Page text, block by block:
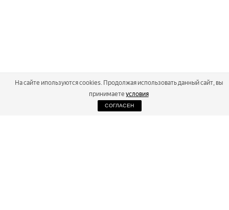
На сайте ипользуются cookies. Продолжая использовать данный сайт, вы
принимаете условия
СОГЛАСЕН